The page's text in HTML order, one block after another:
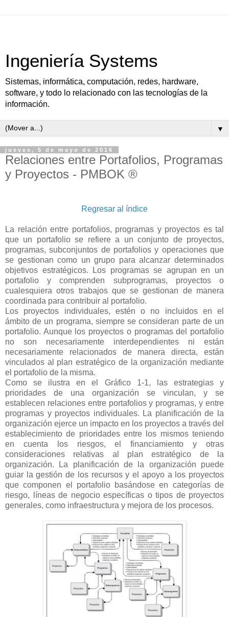
Ingeniería Systems
Sistemas, informática, computación, redes, hardware,
software, y todo lo relacionado con las tecnologías de la
información.
▼
jueves, 5 de mayo de 2016
Relaciones entre Portafolios, Programas
y Proyectos - PMBOK ®
Regresar al índice
La relación entre portafolios, programas y proyectos es tal
que un portafolio se refiere a un conjunto de proyectos,
programas, subconjuntos de portafolios y operaciones que
se gestionan como un grupo para alcanzar determinados
objetivos estratégicos. Los programas se agrupan en un
portafolio y comprenden subprogramas, proyectos o
cualesquiera otros trabajos que se gestionan de manera
coordinada para contribuir al portafolio.
Los proyectos individuales, estén o no incluidos en el
ámbito de un programa, siempre se consideran parte de un
portafolio. Aunque los proyectos o programas del portafolio
no son necesariamente interdependientes ni están
necesariamente relacionados de manera directa, están
vinculados al plan estratégico de la organización mediante
el portafolio de la misma.
Como se ilustra en el Gráfico 1-1, las estrategias y
prioridades de una organización se vinculan, y se
establecen relaciones entre portafolios y programas, y entre
programas y proyectos individuales. La planificación de la
organización ejerce un impacto en los proyectos a través del
establecimiento de prioridades entre los mismos teniendo
en cuenta los riesgos, el financiamiento y otras
consideraciones relativas al plan estratégico de la
organización. La planificación de la organización puede
guiar la gestión de los recursos y el apoyo a los proyectos
que componen el portafolio basándose en categorías de
riesgo, líneas de negocio específicas o tipos de proyectos
generales, como infraestructura y mejora de los procesos.